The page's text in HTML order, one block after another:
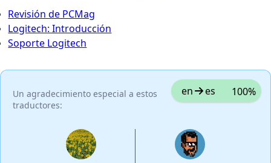
Revisión de PCMag
Logitech: Introducción
Soporte Logitech
Un agradecimiento especial a estos
traductores:
en es 100%